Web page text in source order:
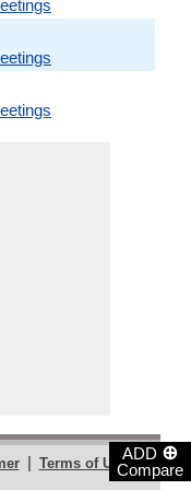
ADD ⊕
Compare
| Terms of Use |